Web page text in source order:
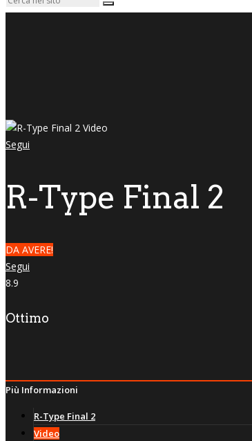
Segui
R-Type Final 2
DA AVERE!
Segui
8.9
Ottimo
Più Informazioni
R-Type Final 2
Video